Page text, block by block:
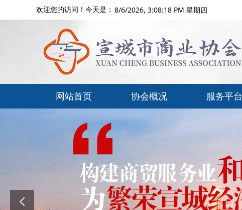
8/6/2026, 3:08:19 PM 星期四
欢迎您的访问！今天是：
网站首页 协会概况 服务平台